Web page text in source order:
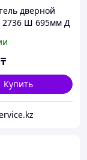
дверной
2736 Ш 695мм Д
вке 1
ELOMA
₸
Купить